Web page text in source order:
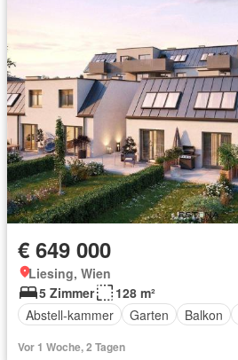
€ 649 000
Liesing, Wien
5 Zimmer
128 m²
Abstell-kammer
Garten Balkon
Vor 1 Woche, 2 Tagen